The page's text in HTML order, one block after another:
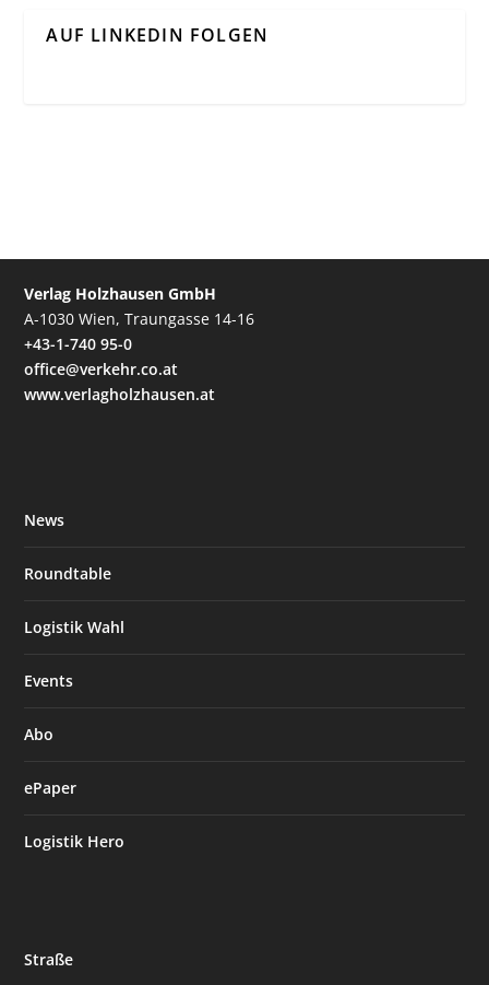
AUF LINKEDIN FOLGEN
Verlag Holzhausen GmbH
A-1030 Wien, Traungasse 14-16
+43-1-740 95-0
office@verkehr.co.at
www.verlagholzhausen.at
News
Roundtable
Logistik Wahl
Events
Abo
ePaper
Logistik Hero
Straße